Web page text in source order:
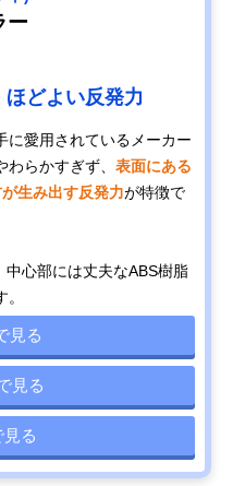
ー
どよい反発力
に愛用されているメーカー
らかすぎず、 表面にある
生み出す反発力が特徴で
心部には丈夫なABS樹脂
見る
見る
見る